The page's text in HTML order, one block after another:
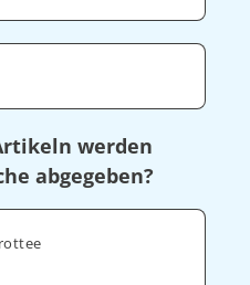
werden
abgegeben?